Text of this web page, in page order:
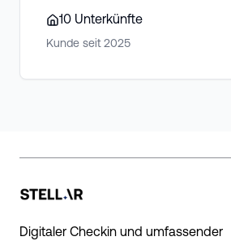
10 Unterkünfte
Kunde seit 2025
Digitaler Checkin und umfassender